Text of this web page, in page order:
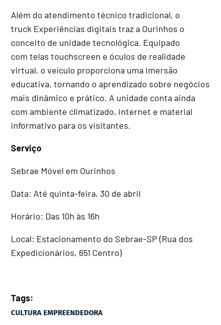
Além do atendimento técnico tradicional, o
truck Experiências digitais traz a Ourinhos o
conceito de unidade tecnológica. Equipado
com telas touchscreen e óculos de realidade
virtual, o veículo proporciona uma imersão
educativa, tornando o aprendizado sobre negócios
mais dinâmico e prático. A unidade conta ainda
com ambiente climatizado, internet e material
informativo para os visitantes.
Serviço
Sebrae Móvel em Ourinhos
Data: Até quinta-feira, 30 de abril
Horário: Das 10h às 16h
Local: Estacionamento do Sebrae-SP (Rua dos
Expedicionários, 651 Centro)
Tags:
CULTURA EMPREENDEDORA